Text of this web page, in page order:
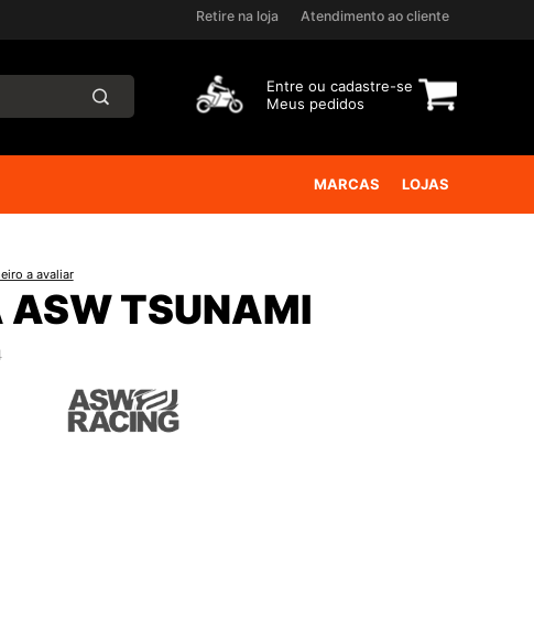
Retire na loja Atendimento ao cliente
Entre ou cadastre-se
Meus pedidos
LOJAS
MARCAS
a avaliar
ASW TSUNAMI